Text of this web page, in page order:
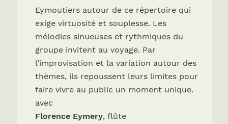
Eymoutiers autour de ce répertoire qui
exige virtuosité et souplesse. Les
mélodies sinueuses et rythmiques du
groupe invitent au voyage. Par
l’improvisation et la variation autour des
thèmes, ils repoussent leurs limites pour
faire vivre au public un moment unique.
avec
Florence Eymery, flûte